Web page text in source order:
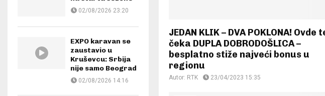
JEDAN KLIK – DVA POKLONA! Ovde
čeka DUPLA DOBRODOŠLICA –
besplatno stiže najveći bonus u
regionu
Autor: RTK 23/04/2023 15:35
02/08/2026 23:20
EXPO karavan se
zaustavio u
Kruševcu: Srbija
nije samo Beograd
02/08/2026 14:16